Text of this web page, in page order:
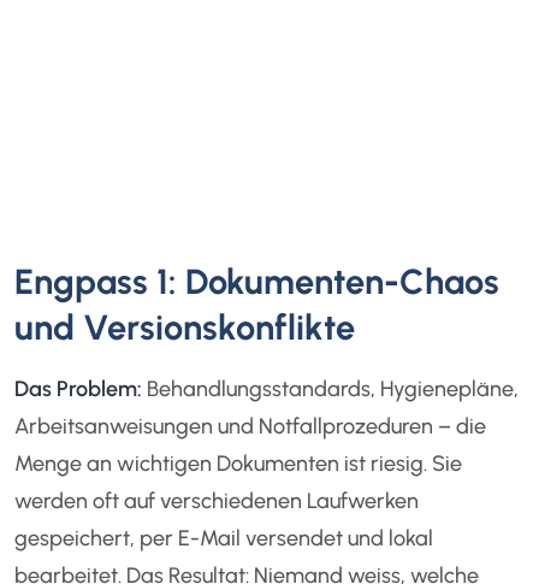
Engpass 1: Dokumenten-Chaos
und Versionskonflikte
Das Problem: Behandlungsstandards, Hygienepläne,
Arbeitsanweisungen und Notfallprozeduren – die
Menge an wichtigen Dokumenten ist riesig. Sie
werden oft auf verschiedenen Laufwerken
gespeichert, per E-Mail versendet und lokal
bearbeitet. Das Resultat: Niemand weiss, welche